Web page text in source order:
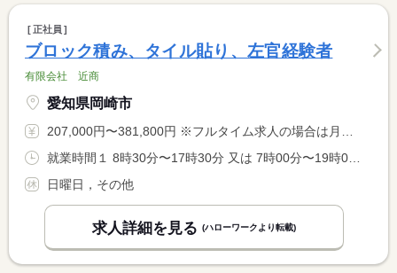
正社員
ブロック積み、タイル貼り、左官経験者
有限会社 近商
愛知県岡崎市
207,000円〜381,800円 ※フルタイム求人の場合は月額（換算額）、パート求人の場合は時間額を表示しています。
就業時間１ 8時30分〜17時30分 又は 7時00分〜19時00分の時間の間の8時間 就業時間に関する特記事項 ＊始業・終業時間については相談可能です。
日曜日，その他
求人詳細を見る (ハローワークより転載)